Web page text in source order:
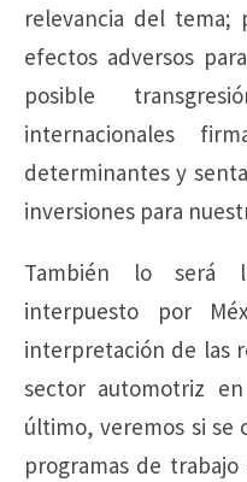
relevancia del
efectos adversos
posible
internacionales
determinantes y
inversiones para
También lo será
interpuesto por
interpretación de las
sector automotriz
último, veremos si se
programas de